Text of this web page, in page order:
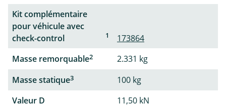
Kit complémentaire
pour véhicule avec
check-control
1
173864
Masse remorquable2
2.331 kg
Masse statique3
100 kg
Valeur D
11,50 kN